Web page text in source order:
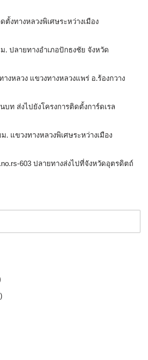
ตั้งทางหลวงพิเศษระหว่างเมือง
. ปลายทางอำเภอปักธงชัย จังหวัด
งหลวง แขวงทางหลวงแพร่ อ.ร้องกวาง
บท ส่งไปยังโครงการติดตั้งการ์ดเรล
. แขวงทางหลวงพิเศษระหว่างเมือง
603 ปลายทางส่งไปที่จังหวัดอุตรดิตถ์